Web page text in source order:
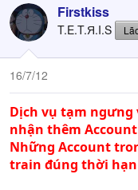
r
e
a
d
s
t
a
r
t
e
à
y
ử
Firstkiss
T.E.T.Я.I.S
16/7/12
Dịch vụ tạm ngưng
nhận thêm
Những Account
train đúng thời